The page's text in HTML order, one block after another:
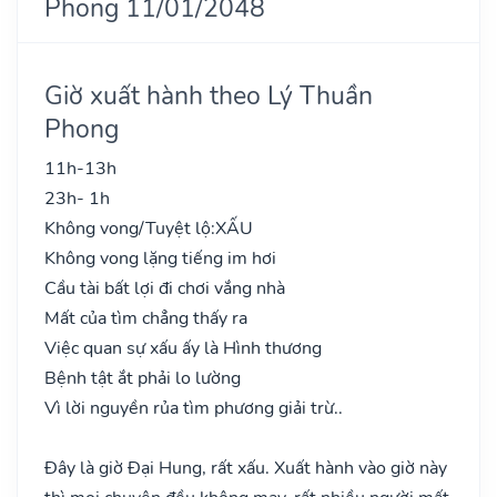
Phong 11/01/2048
Giờ xuất hành theo Lý Thuần
Phong
11h-13h
23h- 1h
Không vong/Tuyệt lộ:XẤU
Không vong lặng tiếng im hơi
Cầu tài bất lợi đi chơi vắng nhà
Mất của tìm chẳng thấy ra
Việc quan sự xấu ấy là Hình thương
Bệnh tật ắt phải lo lường
Vì lời nguyền rủa tìm phương giải trừ..
Đây là giờ Đại Hung, rất xấu. Xuất hành vào giờ này